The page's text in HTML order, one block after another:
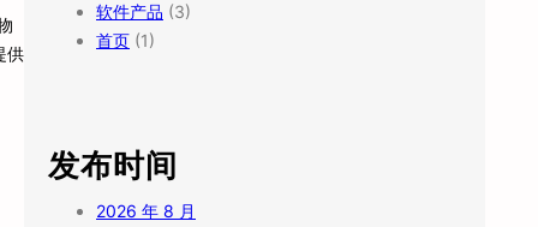
供
软件产品 (3)
首页 (1)
发布时间
2026 年 8 月